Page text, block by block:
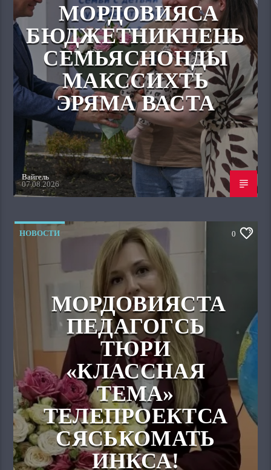
МОРДОВИЯСА
БЮДЖЕТНИКНЕНЬ
СЕМЬЯСНОНДЫ
МАКССИХТЬ
ЭРЯМА ВАСТА
Вайгель
07.08.2026
НОВОСТИ 0
МОРДОВИЯСТА
ПЕДАГОГСЬ
ТЮРИ
«КЛАССНАЯ
ТЕМА»
ТЕЛЕПРОЕКТСА
СЯСЬКОМАТЬ
ИНКСА!